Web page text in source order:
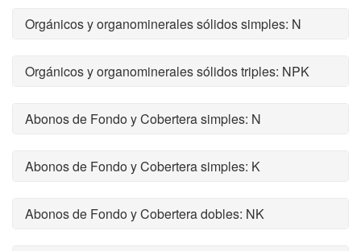
Orgánicos y organominerales sólidos simples: N
Orgánicos y organominerales sólidos triples: NPK
Abonos de Fondo y Cobertera simples: N
Abonos de Fondo y Cobertera simples: K
Abonos de Fondo y Cobertera dobles: NK